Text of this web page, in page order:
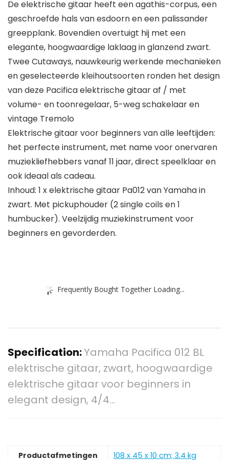
De elektrische gitaar heeft een agathis-corpus, een
geschroefde hals van esdoorn en een palissander
greepplank. Bovendien overtuigt hij met een
elegante, hoogwaardige laklaag in glanzend zwart.
Twee Cutaways, nauwkeurig werkende mechanieken
en geselecteerde kleihoutsoorten ronden het design
van deze Pacifica elektrische gitaar af / met
volume- en toonregelaar, 5-weg schakelaar en
vintage Tremolo
Elektrische gitaar voor beginners van alle leeftijden:
het perfecte instrument, met name voor onervaren
muziekliefhebbers vanaf 11 jaar, direct speelklaar en
ook ideaal als cadeau.
Inhoud: 1 x elektrische gitaar Pa012 van Yamaha in
zwart. Met pickuphouder (2 single coils en 1
humbucker). Veelzijdig muziekinstrument voor
beginners en gevorderden.
Frequently Bought Together Loading...
Specification:Yamaha Pacifica 012 BL
elektrische gitaar, zwart, hoogwaardige
elektrische gitaar voor beginners in
elegant design, 4/4…
Productafmetingen
‎108 x 45 x 10 cm; 3.4 kg